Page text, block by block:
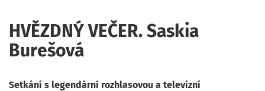
HVĚZDNÝ VEČER. Saskia
Burešová
Setkání s legendární rozhlasovou a televizní